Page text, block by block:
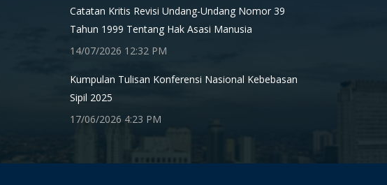
Catatan Kritis Revisi Undang-Undang Nomor 39
Tahun 1999 Tentang Hak Asasi Manusia
14/07/2026 12:32 PM
Kumpulan Tulisan Konferensi Nasional Kebebasan
Sipil 2025
17/06/2026 4:23 PM